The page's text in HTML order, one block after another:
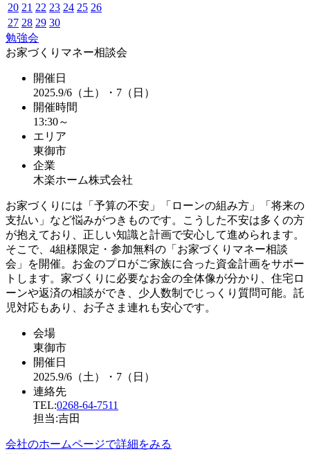
20 21 22 23 24 25 26
27 28 29 30
勉強会
お家づくりマネー相談会
開催日
2025.9/6（土）・7（日）
開催時間
13:30～
エリア
東御市
企業
木楽ホーム株式会社
お家づくりには「予算の不安」「ローンの組み方」「将来の
支払い」など悩みがつきものです。こうした不安は多くの方
が抱えており、正しい知識と計画で安心して進められます。
そこで、4組様限定・参加無料の「お家づくりマネー相談
会」を開催。お金のプロがご家族に合った資金計画をサポー
トします。家づくりに必要なお金の全体像が分かり、住宅ロ
ーンや返済の相談ができ、少人数制でじっくり質問可能。託
児対応もあり、お子さま連れも安心です。
会場
東御市
開催日
2025.9/6（土）・7（日）
連絡先
TEL:0268-64-7511
担当:吉田
会社のホームページで詳細をみる